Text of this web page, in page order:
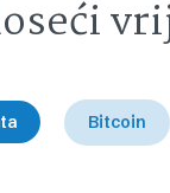
Bitcoin